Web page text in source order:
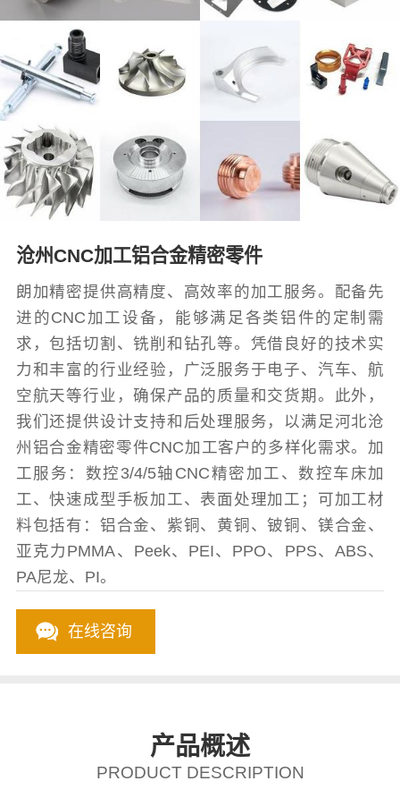
沧州CNC加工铝合金精密零件
朗加精密提供高精度、高效率的加工服务。配备先
进的CNC加工设备，能够满足各类铝件的定制需
求，包括切割、铣削和钻孔等。凭借良好的技术实
力和丰富的行业经验，广泛服务于电子、汽车、航
空航天等行业，确保产品的质量和交货期。此外，
我们还提供设计支持和后处理服务，以满足河北沧
州铝合金精密零件CNC加工客户的多样化需求。加
工服务：数控3/4/5轴CNC精密加工、数控车床加
工、快速成型手板加工、表面处理加工；可加工材
料包括有：铝合金、紫铜、黄铜、铍铜、镁合金、
亚克力PMMA、Peek、PEI、PPO、PPS、ABS、
PA尼龙、PI。
在线咨询
产品概述
PRODUCT DESCRIPTION